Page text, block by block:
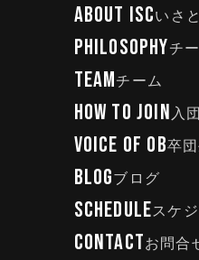
ABOUT ISCいさ
PHILOSOPHYチ
TEAMチーム
HOW TO JOIN 入
VOICE OF OB卒
BLOGブログ
SCHEDULEスケ
CONTACT お問合